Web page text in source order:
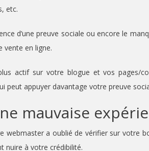
etc.
d’une preuve sociale ou encore le
vente en ligne.
actif sur votre blogue et vos pages/
peut appuyer davantage votre preuve
mauvaise
webmaster a oublié de vérifier sur votre
nuire à votre crédibilité.